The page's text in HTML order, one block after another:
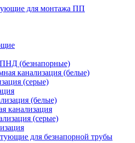
для монтажа ПП
(безнапорные)
канализация (белые)
(серые)
(белые)
канализация
(серые)
для безнапорной трубы